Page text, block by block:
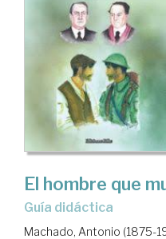
El hombre que
guía didáctica
Machado, Antonio (1875-